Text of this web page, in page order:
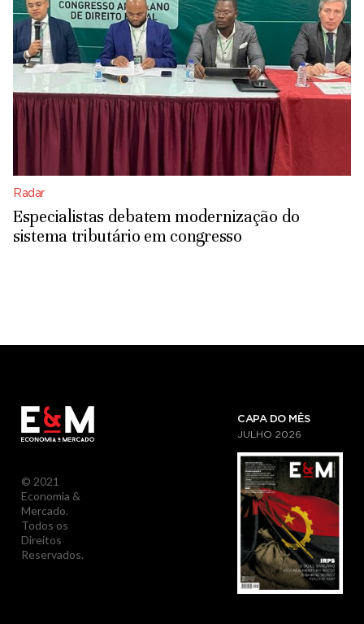
Radar
Especialistas debatem modernização do
sistema tributário em congresso
© 2021
Economia &
Mercado.
Todos os
Direitos
Reservados.
CAPA DO MÊS
JULHO 2026